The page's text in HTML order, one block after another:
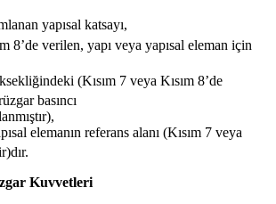
yapısal katsayı,
8’de verilen, yapı veya yapısal eleman için
(Kısım 7 veya Kısım 8’de
basıncı
elemanın referans alanı (Kısım 7 veya
Kuvvetleri